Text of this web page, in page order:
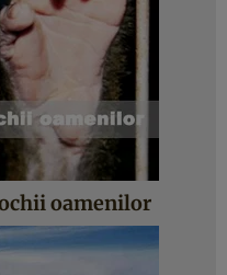
oamenilor